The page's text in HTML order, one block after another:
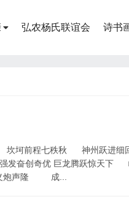
弘农杨氏联谊会 诗书
） 坎坷前程七秩秋 神州跃进
奋创奇优 巨龙腾跃惊天下
义炮声隆 成...